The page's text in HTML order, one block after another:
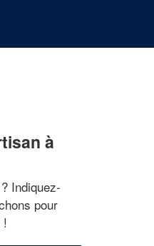
à
Indiquez-
pour